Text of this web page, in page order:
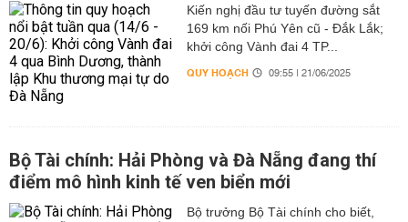
Kiến nghị đầu tư tuyến đường sắt
169 km nối Phú Yên cũ - Đắk Lắk;
khởi công Vành đai 4 TP...
QUY HOẠCH 09:55 | 21/06/2025
Bộ Tài chính: Hải Phòng và Đà Nẵng đang thí
điểm mô hình kinh tế ven biển mới
Bộ trưởng Bộ Tài chính cho biết,